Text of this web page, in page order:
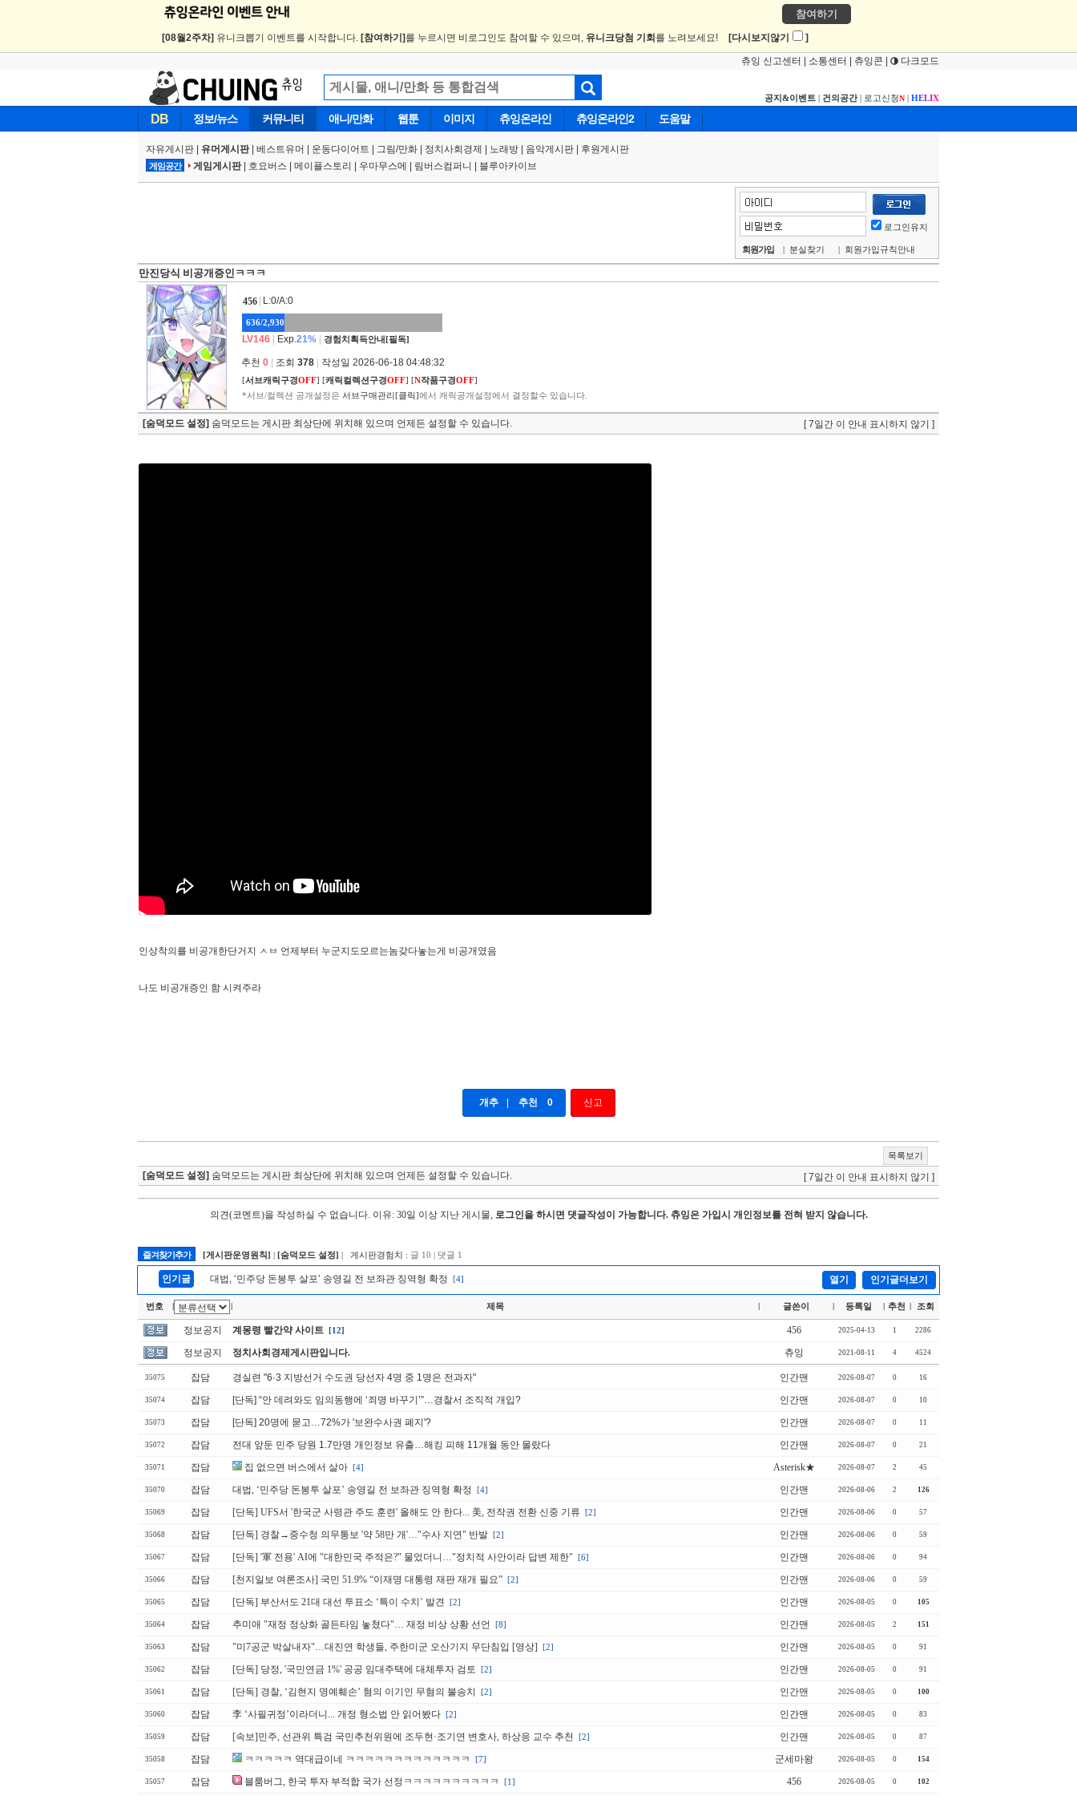
참여하기
[08월2주차] 유니크뽑기 이벤트를 시작합니다. [참여하기] 를 누르시면 비로그인도 참여할 수 있으며, 유니크당첨 기회 를 노려보세요! [다시보지않기 ]
츄잉 신고센터 소통센터 츄잉콘 다크모드
공지&이벤트 | 건의공간| 로고신청N | HELIX
DB 정보/뉴스 커뮤니티 애니/만화 웹툰 이미지 츄잉온라인 츄잉온라인2 도움말
자유게시판 유머게시판| 베스트유머 운동다이어트 | 그림/만화 정치사회경제 노래방 음악게시판 후원게시판
게임공간 게임게시판| 호요버스 메이플스토리 우마무스메 림버스컴퍼니 블루아카이브
로그인유지
회원가입 | 분실찾기 | 회원가입규칙안내
만진당식 비공개증인ㅋㅋㅋ
456 L:0/A:0
636/2,930
LV146 Exp.21% 경험치획득안내[필독]
추천 0 조회 378 작성일 2026-06-18 04:48:32
[서브캐릭구경OFF] [캐릭컬렉션구경OFF] [N작품구경OFF]
*서브/컬렉션 공개설정은 서브구매관리[클릭]에서 캐릭공개설정에서 결정할수 있습니다.
[숨덕모드 설정] 숨덕모드는 게시판 최상단에 위치해 있으며 언제든 설정할 수 있습니다. [ 7일간 이 안내 표시하지 않기 ]
인상착의를 비공개한단거지 ㅅㅂ 언제부터 누군지도모르는놈갖다놓는게 비공개였음
나도 비공개증인 함 시켜주라
개추 추천 0 신고
목록보기
[숨덕모드 설정] 숨덕모드는 게시판 최상단에 위치해 있으며 언제든 설정할 수 있습니다. [ 7일간 이 안내 표시하지 않기 ]
의견(코멘트)을 작성하실 수 없습니다. 이유: 30일 이상 지난 게시물, 로그인을 하시면 댓글작성이 가능합니다. 츄잉은 가입시 개인정보를 전혀 받지 않습니다.
즐겨찾기추가 [게시판운영원칙] | [숨덕모드 설정] | 게시판경험치 : 글 10 | 댓글 1
인기글 대법, ‘민주당 돈봉투 살포’ 송영길 전 보좌관 징역형 확정 [4] 열기 인기글더보기
번호 제목 글쓴이 등록일 추천 조회
정보공지 계몽령 빨간약 사이트 [12] 456 2025-04-13 1 2286
정보공지 정치사회경제게시판입니다. 츄잉 2021-08-11 4 4524
35075 잡담 경실련 "6·3 지방선거 수도권 당선자 4명 중 1명은 전과자" 인간맨 2026-08-07 0 16
35074 잡담 [단독] “안 데려와도 임의동행에 ‘죄명 바꾸기’”…경찰서 조직적 개입? 인간맨 2026-08-07 0 10
35073 잡담 [단독] 20명에 묻고…72%가 '보완수사권 폐지'? 인간맨 2026-08-07 0 11
35072 잡담 전대 앞둔 민주 당원 1.7만명 개인정보 유출…해킹 피해 11개월 동안 몰랐다 인간맨 2026-08-07 0 21
35071 잡담 집 없으면 버스에서 살아 [4] Asterisk★ 2026-08-07 2 45
35070 잡담 대법, ‘민주당 돈봉투 살포’ 송영길 전 보좌관 징역형 확정 [4] 인간맨 2026-08-06 2 126
35069 잡담 [단독] UFS서 '한국군 사령관 주도 훈련' 올해도 안 한다... 美, 전작권 전환 신중 기류 [2] 인간맨 2026-08-06 0 57
35068 잡담 [단독] 경찰→중수청 의무통보 '약 58만 개'…"수사 지연" 반발 [2] 인간맨 2026-08-06 0 59
35067 잡담 [단독] '軍 전용' AI에 "대한민국 주적은?" 물었더니…"정치적 사안이라 답변 제한" [6] 인간맨 2026-08-06 0 94
35066 잡담 [천지일보 여론조사] 국민 51.9% “이재명 대통령 재판 재개 필요” [2] 인간맨 2026-08-06 0 59
35065 잡담 [단독] 부산서도 21대 대선 투표소 ‘특이 수치’ 발견 [2] 인간맨 2026-08-05 0 105
35064 잡담 추미애 "재정 정상화 골든타임 놓쳤다"… 재정 비상 상황 선언 [8] 인간맨 2026-08-05 2 151
35063 잡담 "미7공군 박살내자"…대진연 학생들, 주한미군 오산기지 무단침입 [영상] [2] 인간맨 2026-08-05 0 91
35062 잡담 [단독] 당정, '국민연금 1%' 공공 임대주택에 대체투자 검토 [2] 인간맨 2026-08-05 0 91
35061 잡담 [단독] 경찰, ‘김현지 명예훼손’ 혐의 이기인 무혐의 불송치 [2] 인간맨 2026-08-05 0 100
35060 잡담 李 ‘사필귀정’이라더니... 개정 형소법 안 읽어봤다 [2] 인간맨 2026-08-05 0 83
35059 잡담 [속보]민주, 선관위 특검 국민추천위원에 조두현·조기연 변호사, 하상응 교수 추천 [2] 인간맨 2026-08-05 0 87
35058 잡담 ㅋㅋㅋㅋㅋ 역대급이네 ㅋㅋㅋㅋㅋㅋㅋㅋㅋㅋㅋㅋㅋ [7] 군세마왕 2026-08-05 0 154
35057 잡담 블룸버그, 한국 투자 부적합 국가 선정ㅋㅋㅋㅋㅋㅋㅋㅋㅋㅋ [1] 456 2026-08-05 0 102